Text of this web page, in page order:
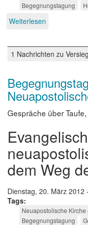
Begegnungstagung
Weiterlesen
Versiegelung
1 Nachrichten zu
Gespräche über
dem Weg
Dienstag, 20. März 2012
Tags
Neuapostolische Kirche
Begegnungstagung